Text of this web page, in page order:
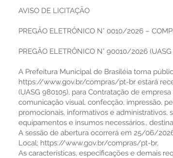
AVISO DE LICITAÇÃO
PREGÃO ELETRÔNICO N° 0010/2026 –
PREGÃO ELETRÔNICO N° 90010/2026 (UASG
A Prefeitura Municipal de Brasiléia torna
https://www.gov.br/compras/pt-br estará
(UASG 980105), para Contratação de
comunicação visual, confecção, impressão,
promocionais, informativos e
equipamentos e insumos necessários.,
A sessão de abertura ocorrerá em 25/06/
Local: https://www.gov.br/compras/pt-br,
As características, especificações e demais